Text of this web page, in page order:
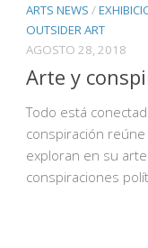
ARTS NEWS /
OUTSIDER ART
AGOSTO 28, 2018
Arte y
Todo está
conspiración
exploran en su
conspiraciones